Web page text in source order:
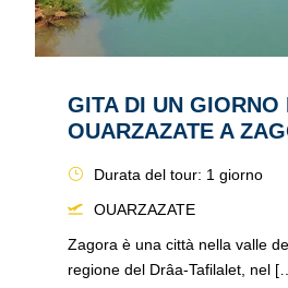
GITA DI UN GIORNO
OUARZAZATE A
Durata del tour: 1 giorno
OUARZAZATE
Zagora è una città nella valle
regione del Drâa-Tafilalet, nel